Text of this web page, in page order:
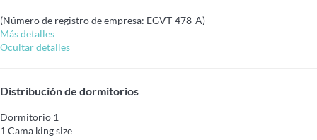
(Número de registro de empresa: EGVT-478-A)
Más detalles
Ocultar detalles
Distribución de dormitorios
Dormitorio 1
1 Cama king size